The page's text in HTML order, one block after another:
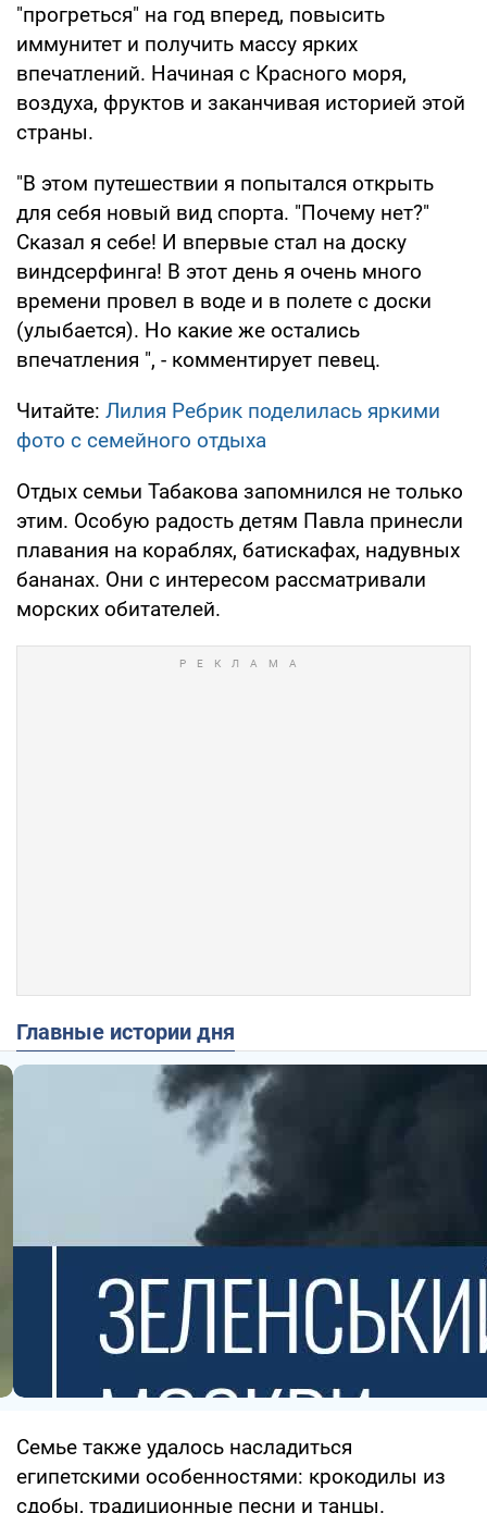
"прогреться" на год вперед, повысить
иммунитет и получить массу ярких
впечатлений. Начиная с Красного моря,
воздуха, фруктов и заканчивая историей этой
страны.
"В этом путешествии я попытался открыть
для себя новый вид спорта. "Почему нет?"
Сказал я себе! И впервые стал на доску
виндсерфинга! В этот день я очень много
времени провел в воде и в полете с доски
(улыбается). Но какие же остались
впечатления ", - комментирует певец.
Читайте: Лилия Ребрик поделилась яркими
фото с семейного отдыха
Отдых семьи Табакова запомнился не только
этим. Особую радость детям Павла принесли
плавания на кораблях, батискафах, надувных
бананах. Они с интересом рассматривали
морских обитателей.
Главные истории дня
Семье также удалось насладиться
египетскими особенностями: крокодилы из
сдобы, традиционные песни и танцы.